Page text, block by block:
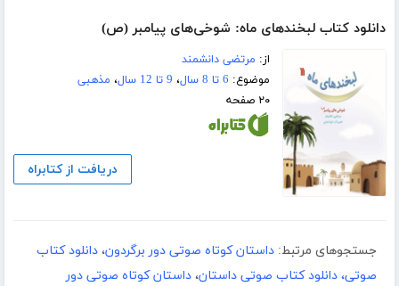
دانلود کتاب لبخندهای ماه: شوخی‌های پیامبر (ص)
از: مرتضی دانشمند
موضوع: 6 تا 8 سال ، 9 تا 12 سال ، مذهبی
۲۰ صفحه
دریافت از کتابراه
جستجوهای مرتبط: داستان کوتاه صوتی دور برگردون، دانلود کتاب
صوتی، دانلود کتاب صوتی داستان، داستان کوتاه صوتی دور